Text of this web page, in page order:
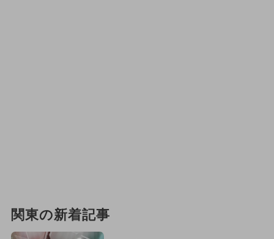
関東の新着記事